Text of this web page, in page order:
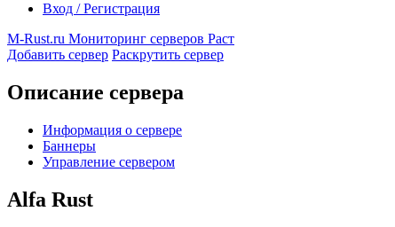
Вход / Регистрация
M-Rust.ru Мониторинг серверов Раст
Добавить сервер Раскрутить сервер
Описание сервера
Информация о сервере
Баннеры
Управление сервером
Alfa Rust